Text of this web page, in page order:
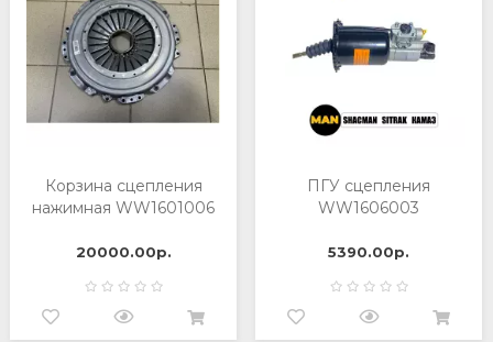
Корзина сцепления
нажимная WW1601006
20000.00р.
ПГУ сцепления
WW1606003
5390.00р.